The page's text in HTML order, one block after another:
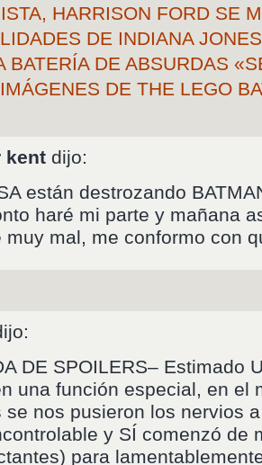
HARRISON FORD SE
DE INDIANA
BATERÍA DE ABSURDAS
DE THE LEGO
kent dijo:
están destrozando
haré mi parte y mañana
muy mal, me conformo con
DE SPOILERS– Estimado
una función especial, en el
se nos pusieron los nervios
y SÍ comenzó de
para